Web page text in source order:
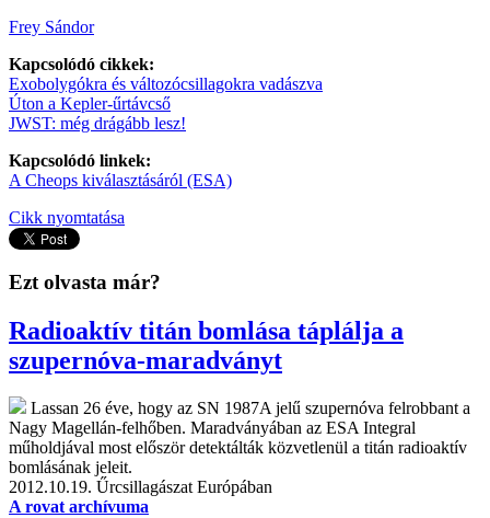
Frey Sándor
Kapcsolódó cikkek:
Exobolygókra és változócsillagokra vadászva
Úton a Kepler-űrtávcső
JWST: még drágább lesz!
Kapcsolódó linkek:
A Cheops kiválasztásáról (ESA)
Cikk nyomtatása
Ezt olvasta már?
Radioaktív titán bomlása táplálja a
szupernóva-maradványt
Lassan 26 éve, hogy az SN 1987A jelű szupernóva felrobbant a
Nagy Magellán-felhőben. Maradványában az ESA Integral
műholdjával most először detektálták közvetlenül a titán radioaktív
bomlásának jeleit.
2012.10.19. Űrcsillagászat Európában
A rovat archívuma